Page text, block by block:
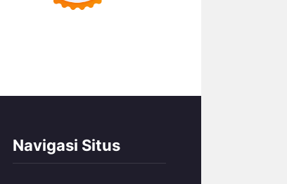
Navigasi Situs